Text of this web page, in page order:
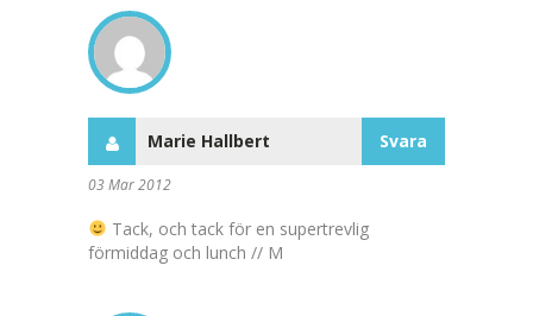
Marie Hallbert
03 Mar 2012
Tack, och tack för en supertrevlig
förmiddag och lunch // M
Svara